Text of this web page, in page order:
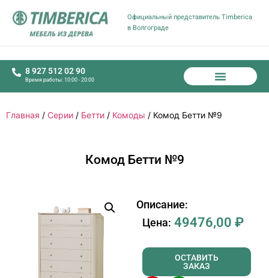
Официальный представитель Timberica
в Волгограде
8 927 512 02 90
Время работы: 10:00 - 20:00
Главная / Серии / Бетти / Комоды / Комод Бетти №9
Комод Бетти №9
Описание:
Цена: 49476,00 ₽
ОСТАВИТЬ
ЗАКАЗ